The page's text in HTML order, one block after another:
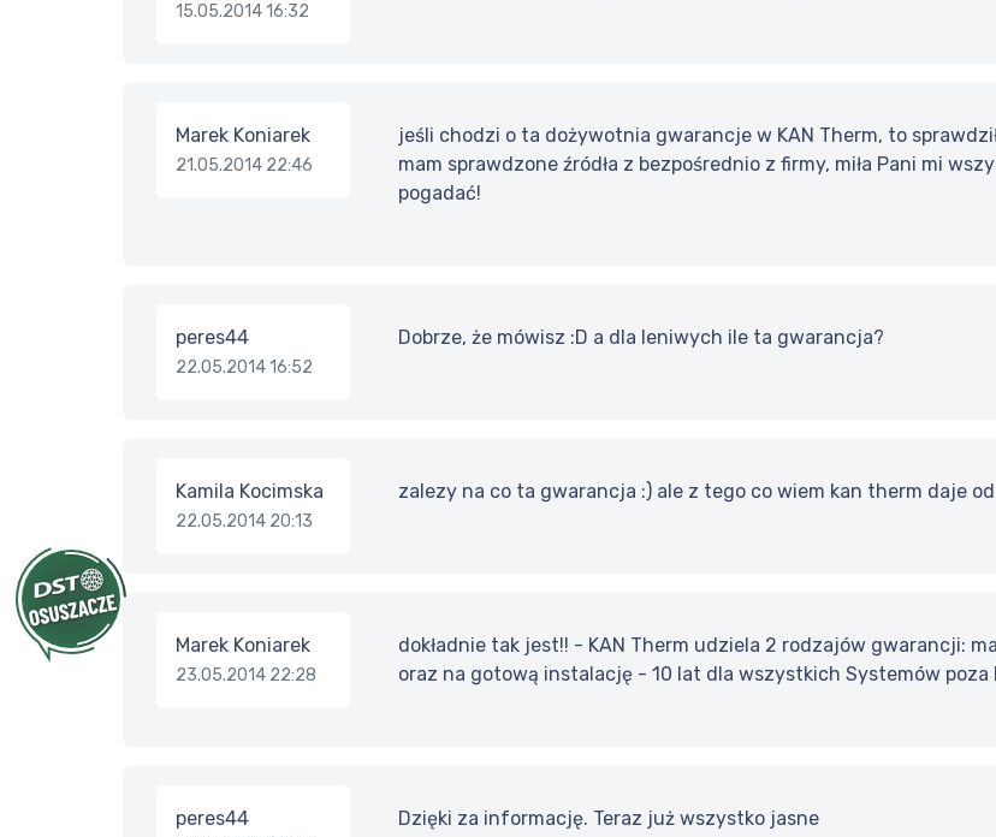
15.05.2014 16:32
Marek Koniarek
21.05.2014 22:46
jeśli chodzi o ta dożywotnia gwarancje w KAN Therm, to
mam sprawdzone źródła z bezpośrednio z firmy, miła Pani mi
pogadać!
peres44
22.05.2014 16:52
Dobrze, że mówisz :D a dla leniwych ile ta gwarancja?
Kamila Kocimska
22.05.2014 20:13
zalezy na co ta gwarancja :) ale z tego co wiem kan therm daje
Marek Koniarek
23.05.2014 22:28
dokładnie tak jest!! - KAN Therm udziela 2 rodzajów gwarancji:
oraz na gotową instalację - 10 lat dla wszystkich Systemów
peres44 Dzięki za informację. Teraz już wszystko jasne